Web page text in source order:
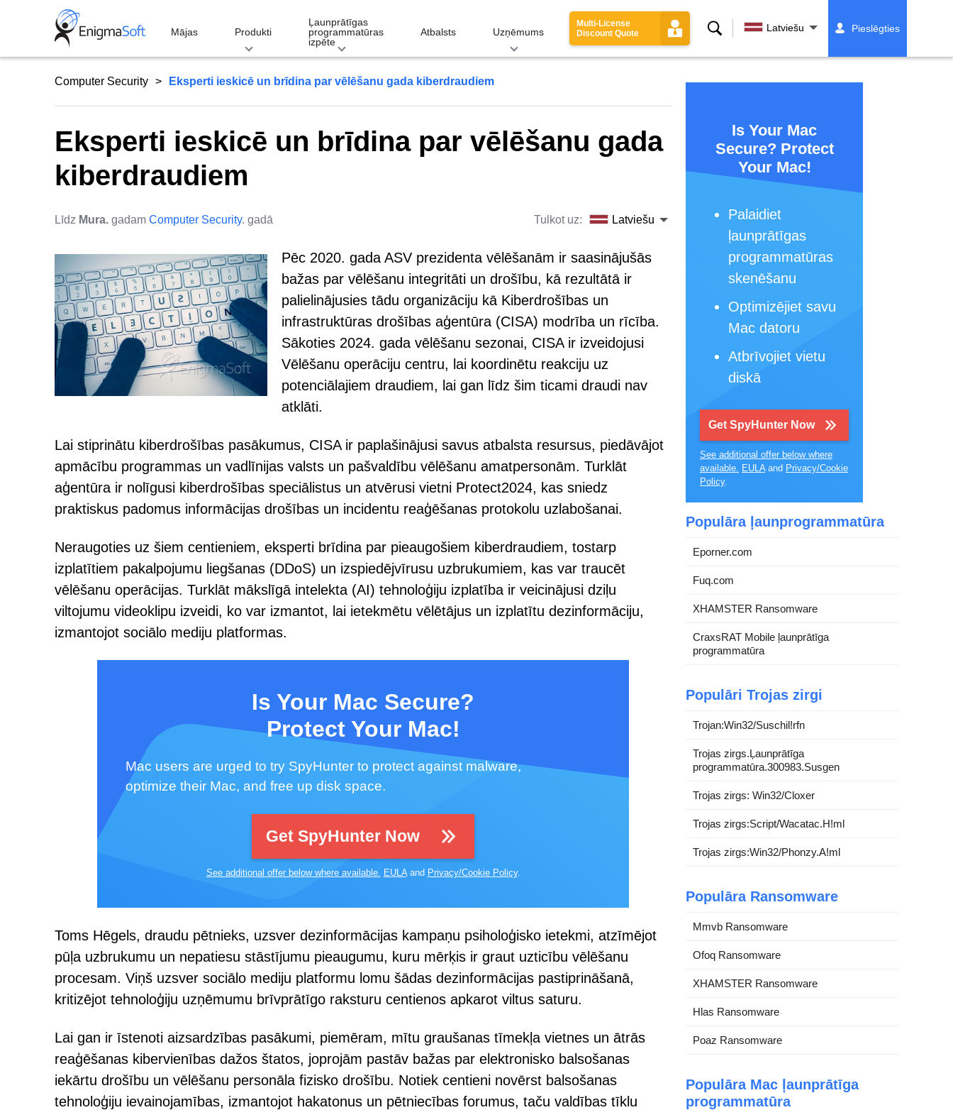
Mājas Produkti
Ļaunprātīgas
programmatūras
izpēte
Atbalsts Uzņēmums
Multi-License
Discount Quote
Meklēt Latviešu Pieslēgties
Computer Security Eksperti ieskicē un brīdina par vēlēšanu gada kiberdraudiem
Eksperti ieskicē un brīdina par vēlēšanu gada
kiberdraudiem
Līdz Mura. gadam Computer Security. gadā Tulkot uz: Latviešu
Pēc 2020. gada ASV prezidenta vēlēšanām ir saasinājušās
bažas par vēlēšanu integritāti un drošību, kā rezultātā ir
palielinājusies tādu organizāciju kā Kiberdrošības un
infrastruktūras drošības aģentūra (CISA) modrība un rīcība.
Sākoties 2024. gada vēlēšanu sezonai, CISA ir izveidojusi
Vēlēšanu operāciju centru, lai koordinētu reakciju uz
potenciālajiem draudiem, lai gan līdz šim ticami draudi nav
atklāti.
Lai stiprinātu kiberdrošības pasākumus, CISA ir paplašinājusi savus atbalsta resursus, piedāvājot
apmācību programmas un vadlīnijas valsts un pašvaldību vēlēšanu amatpersonām. Turklāt
aģentūra ir nolīgusi kiberdrošības speciālistus un atvērusi vietni Protect2024, kas sniedz
praktiskus padomus informācijas drošības un incidentu reaģēšanas protokolu uzlabošanai.
Neraugoties uz šiem centieniem, eksperti brīdina par pieaugošiem kiberdraudiem, tostarp
izplatītiem pakalpojumu liegšanas (DDoS) un izspiedējvīrusu uzbrukumiem, kas var traucēt
vēlēšanu operācijas. Turklāt mākslīgā intelekta (AI) tehnoloģiju izplatība ir veicinājusi dziļu
viltojumu videoklipu izveidi, ko var izmantot, lai ietekmētu vēlētājus un izplatītu dezinformāciju,
izmantojot sociālo mediju platformas.
Is Your Mac Secure?
Protect Your Mac!
Mac users are urged to try SpyHunter to protect against malware,
optimize their Mac, and free up disk space.
Get SpyHunter Now
See additional offer below where available. EULAand Privacy/Cookie Policy.
Toms Hēgels, draudu pētnieks, uzsver dezinformācijas kampaņu psiholoģisko ietekmi, atzīmējot
pūļa uzbrukumu un nepatiesu stāstījumu pieaugumu, kuru mērķis ir graut uzticību vēlēšanu
procesam. Viņš uzsver sociālo mediju platformu lomu šādas dezinformācijas pastiprināšanā,
kritizējot tehnoloģiju uzņēmumu brīvprātīgo raksturu centienos apkarot viltus saturu.
Lai gan ir īstenoti aizsardzības pasākumi, piemēram, mītu graušanas tīmekļa vietnes un ātrās
reaģēšanas kibervienības dažos štatos, joprojām pastāv bažas par elektronisko balsošanas
iekārtu drošību un vēlēšanu personāla fizisko drošību. Notiek centieni novērst balsošanas
tehnoloģiju ievainojamības, izmantojot hakatonus un pētniecības forumus, taču valdības tīklu
Is Your Mac
Secure? Protect
Your Mac!
Palaidiet
ļaunprātīgas
programmatūras
skenēšanu
Optimizējiet savu
Mac datoru
Atbrīvojiet vietu
diskā
Get SpyHunter Now
See additional offer below where
available. EULAand Privacy/Cookie
Policy.
Populāra ļaunprogrammatūra
Eporner.com
Fuq.com
XHAMSTER Ransomware
CraxsRAT Mobile ļaunprātīga
programmatūra
Populāri Trojas zirgi
Trojan:Win32/Suschil!rfn
Trojas zirgs.Ļaunprātīga
programmatūra.300983.Susgen
Trojas zirgs: Win32/Cloxer
Trojas zirgs:Script/Wacatac.H!ml
Trojas zirgs:Win32/Phonzy.A!ml
Populāra Ransomware
Mmvb Ransomware
Ofoq Ransomware
XHAMSTER Ransomware
Hlas Ransomware
Poaz Ransomware
Populāra Mac ļaunprātīga
programmatūra